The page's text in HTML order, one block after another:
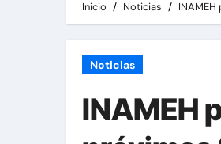
Inicio Noticias
Noticias
INAMEH